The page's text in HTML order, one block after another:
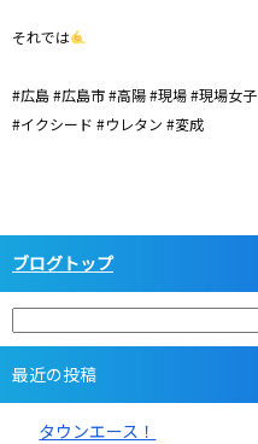
それでは
#広島 #広島市 #高陽 #現場 #現場女
#イクシード #ウレタン #変成
ブログトップ
最近の投稿
タウンエース！